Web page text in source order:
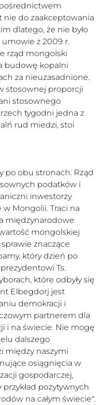
nie do zaakceptowania
dlatego, że nie było
z 2009 r.
rząd mongolski
budowę kopalni
za nieuzasadnione.
stosownej proporcji
stosownego
tygodni jedna z
rud miedzi, stoi
po obu stronach. Rząd
podatków i
inwestorzy
Mongolii. Traci na
międzynarodowe
mongolskiej
znaczące
który dzień po
Ts.
które odbyły się
Elbegdorj jest
demokracji i
partnerem dla
i na świecie. Nie mogę
dalszego
między naszymi
osiągnięcia w
gospodarczej,
przykład pozytywnych
na całym świecie".